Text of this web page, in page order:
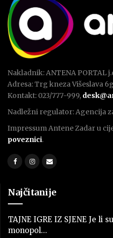
Nakladnik: ANTENA PORTAL
Adresa: Trg kneza Višeslava
Kontakt: 023/777-999,
Nadležni regulator: Agencija
Impressum Antene Zadar u
poveznici.
Najčitanije
TAJNE IGRE IZ SJENE Je li
monopol…